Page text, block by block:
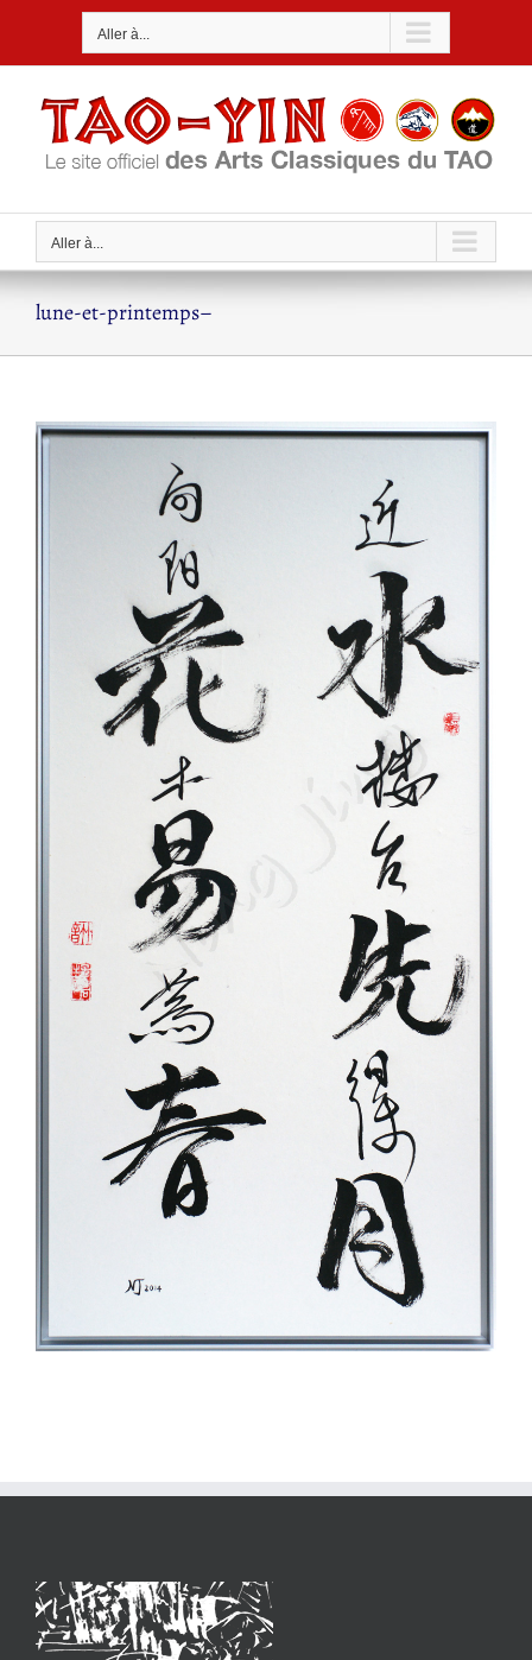
Aller à...
Aller à...
lune-et-printemps–